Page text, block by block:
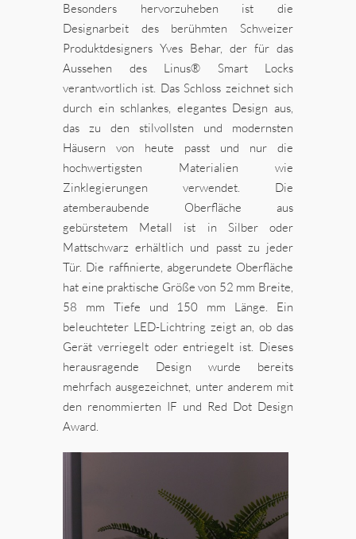
Besonders hervorzuheben ist die
Designarbeit des berühmten Schweizer
Produktdesigners Yves Behar, der für das
Aussehen des Linus® Smart Locks
verantwortlich ist. Das Schloss zeichnet sich
durch ein schlankes, elegantes Design aus,
das zu den stilvollsten und modernsten
Häusern von heute passt und nur die
hochwertigsten Materialien wie
Zinklegierungen verwendet. Die
atemberaubende Oberfläche aus
gebürstetem Metall ist in Silber oder
Mattschwarz erhältlich und passt zu jeder
Tür. Die raffinierte, abgerundete Oberfläche
hat eine praktische Größe von 52 mm Breite,
58 mm Tiefe und 150 mm Länge. Ein
beleuchteter LED-Lichtring zeigt an, ob das
Gerät verriegelt oder entriegelt ist. Dieses
herausragende Design wurde bereits
mehrfach ausgezeichnet, unter anderem mit
den renommierten IF und Red Dot Design
Award.